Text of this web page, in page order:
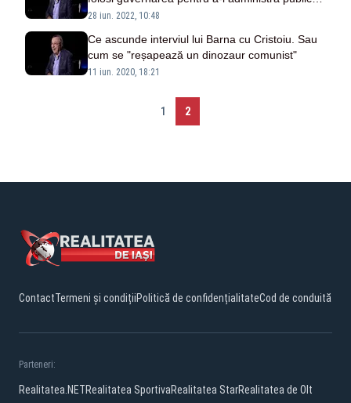
celuilalt partid lovituri”
28 iun. 2022, 10:48
Ce ascunde interviul lui Barna cu Cristoiu. Sau
cum se "reșapează un dinozaur comunist"
11 iun. 2020, 18:21
1 2
ContactTermeni și condițiiPolitică de confidențialitateCod de conduită
Parteneri:
Realitatea.NETRealitatea SportivaRealitatea StarRealitatea de Olt